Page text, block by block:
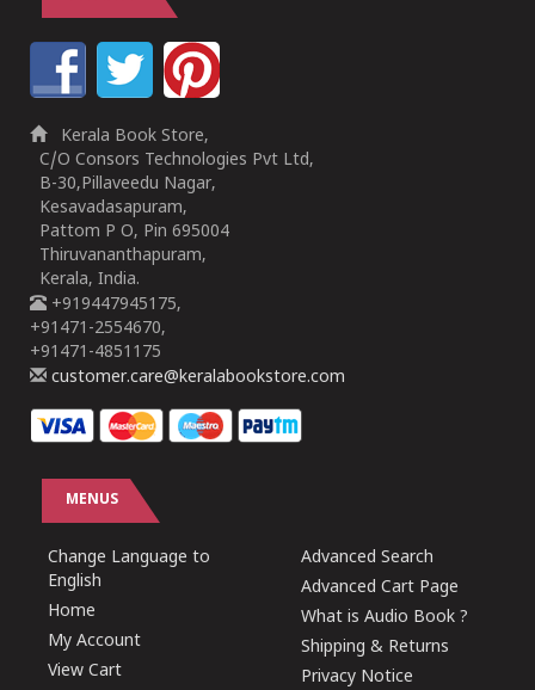
Kerala Book Store,
C/O Consors Technologies Pvt Ltd,
B-30,Pillaveedu Nagar,
Kesavadasapuram,
Pattom P O, Pin 695004
Thiruvananthapuram,
Kerala, India.
+919447945175,
+91471-2554670,
+91471-4851175
customer.care@keralabookstore.com
MENUS
Change Language to
English
Home
My Account
View Cart
Advanced Search
Advanced Cart Page
What is Audio Book ?
Shipping & Returns
Privacy Notice